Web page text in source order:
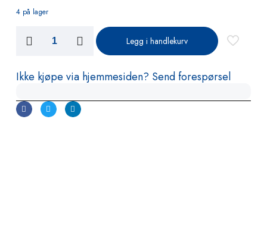
4 på lager
Legg i handlekurv
Ikke kjøpe via hjemmesiden? Send forespørsel